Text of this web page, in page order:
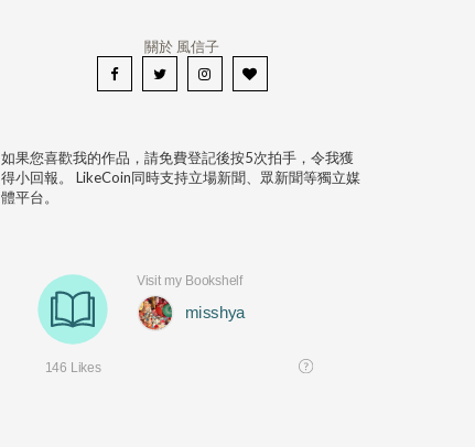
關於 風信子
如果您喜歡我的作品，請免費登記後按5次拍手，令我獲
得小回報。 LikeCoin同時支持立場新聞、眾新聞等獨立媒
體平台。